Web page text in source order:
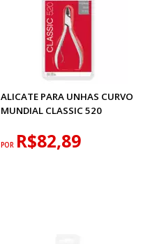
ALICATE PARA UNHAS CURVO
MUNDIAL CLASSIC 520
POR R$82,89